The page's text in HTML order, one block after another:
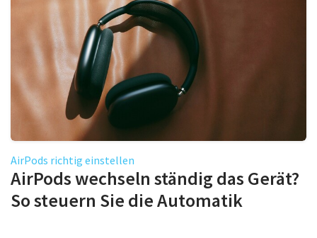
AirPods richtig einstellen
AirPods wechseln ständig das Gerät?
So steuern Sie die Automatik